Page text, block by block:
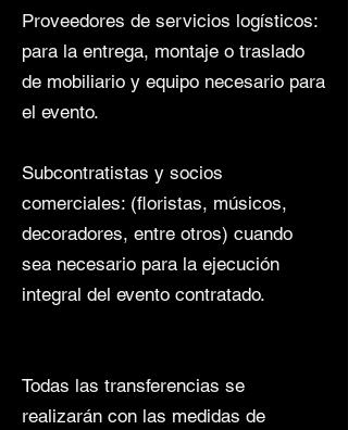
Proveedores de servicios logísticos:
para la entrega, montaje o traslado
de mobiliario y equipo necesario para
el evento.
Subcontratistas y socios
comerciales: (floristas, músicos,
decoradores, entre otros) cuando
sea necesario para la ejecución
integral del evento contratado.
Todas las transferencias se
realizarán con las medidas de